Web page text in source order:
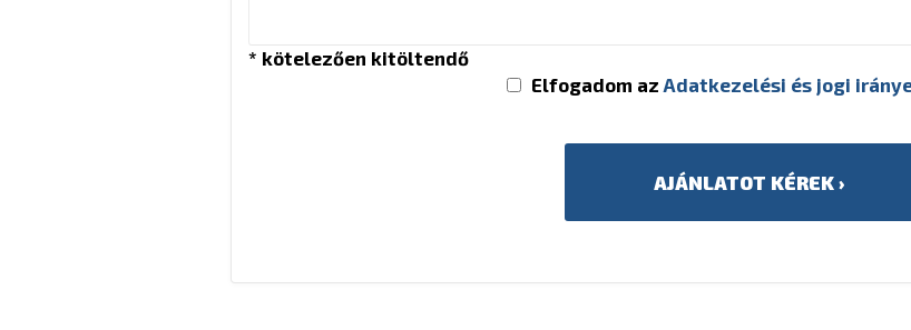
* kötelezően kitöltendő
Elfogadom az Adatkezelési és jogi